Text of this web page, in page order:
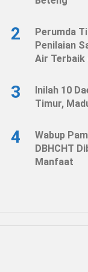
2
Perumda
Penilaian
Air Terbaik
3
Inilah 10
Timur,
4
Wabup
DBHCHT
Manfaat